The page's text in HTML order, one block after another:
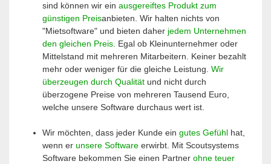
sind können wir ein ausgereiftes Produkt zum
günstigen Preisanbieten. Wir halten nichts von
"Mietsoftware" und bieten daher jedem Unternehmen
den gleichen Preis. Egal ob Kleinunternehmer oder
Mittelstand mit mehreren Mitarbeitern. Keiner bezahlt
mehr oder weniger für die gleiche Leistung. Wir
überzeugen durch Qualität und nicht durch
überzogene Preise von mehreren Tausend Euro,
welche unsere Software durchaus wert ist.
Wir möchten, dass jeder Kunde ein gutes Gefühl hat,
wenn er unsere Software erwirbt. Mit Scoutsystems
Software bekommen Sie einen Partner ohne teuer